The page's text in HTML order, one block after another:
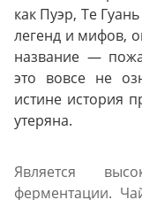
как Пуэр, Те
легенд и мифов,
название —
это вовсе не
истине история
утеряна.
Является
ферментации.